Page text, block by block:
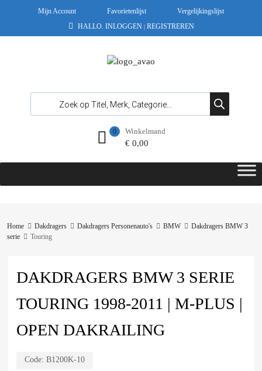
Mijn Account Favorietenlijst
Vergelijkingslijst
HALLO. INLOGGEN | REGISTREREN
Winkelmand
€0,00
0
Home Dakdragers Dakdragers Personenauto's BMW
Dakdragers BMW 3
serie
Touring
DAKDRAGERS BMW 3 SERIE
TOURING 1998-2011 | M-PLUS |
OPEN DAKRAILING
Code: B1200K-10